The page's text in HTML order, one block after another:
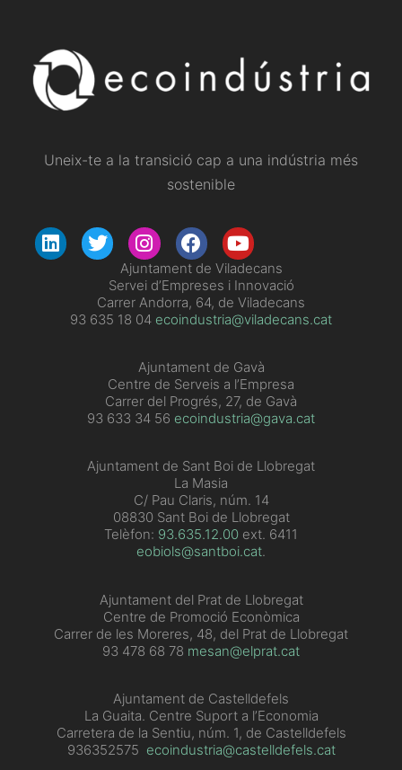
Uneix-te a la transició cap a una indústria més
sostenible
​Ajuntament de Viladecans
Servei d’Empreses i Innovació
Carrer Andorra, 64, de Viladecans
93 635 18 04 ecoindustria@viladecans.cat
Ajuntament de Gavà
Centre de Serveis a l’Empresa
Carrer del Progrés, 27, de Gavà
93 633 34 56 ecoindustria@gava.cat
Ajuntament de Sant Boi de Llobregat
La Masia
C/ Pau Claris, núm. 14
08830 Sant Boi de Llobregat
Telèfon: 93.635.12.00 ext. 6411
eobiols@santboi.cat.
Ajuntament del Prat de Llobregat
Centre de Promoció Econòmica
Carrer de les Moreres, 48, del Prat de Llobregat
93 478 68 78 mesan@elprat.cat
Ajuntament de Castelldefels
La Guaita. Centre Suport a l’Economia
Carretera de la Sentiu, núm. 1, de Castelldefels
936352575 ecoindustria@castelldefels.cat